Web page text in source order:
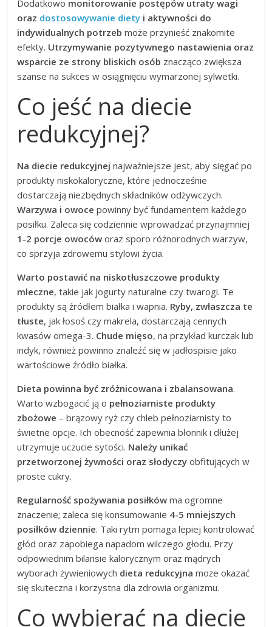
Dodatkowo monitorowanie postępów utraty wagi
oraz dostosowywanie diety i aktywności do
indywidualnych potrzeb może przynieść znakomite
efekty. Utrzymywanie pozytywnego nastawienia oraz
wsparcie ze strony bliskich osób znacząco zwiększa
szanse na sukces w osiągnięciu wymarzonej sylwetki.
Co jeść na diecie
redukcyjnej?
Na diecie redukcyjnej najważniejsze jest, aby sięgać po
produkty niskokaloryczne, które jednocześnie
dostarczają niezbędnych składników odżywczych.
Warzywa i owoce powinny być fundamentem każdego
posiłku. Zaleca się codziennie wprowadzać przynajmniej
1-2 porcje owoców oraz sporo różnorodnych warzyw,
co sprzyja zdrowemu stylowi życia.
Warto postawić na niskotłuszczowe produkty
mleczne, takie jak jogurty naturalne czy twarogi. Te
produkty są źródłem białka i wapnia. Ryby, zwłaszcza te
tłuste, jak łosoś czy makrela, dostarczają cennych
kwasów omega-3. Chude mięso, na przykład kurczak lub
indyk, również powinno znaleźć się w jadłospisie jako
wartościowe źródło białka.
Dieta powinna być zróżnicowana i zbalansowana.
Warto wzbogacić ją o pełnoziarniste produkty
zbożowe – brązowy ryż czy chleb pełnoziarnisty to
świetne opcje. Ich obecność zapewnia błonnik i dłużej
utrzymuje uczucie sytości. Należy unikać
przetworzonej żywności oraz słodyczy obfitujących w
proste cukry.
Regularność spożywania posiłków ma ogromne
znaczenie; zaleca się konsumowanie 4-5 mniejszych
posiłków dziennie. Taki rytm pomaga lepiej kontrolować
głód oraz zapobiega napadom wilczego głodu. Przy
odpowiednim bilansie kalorycznym oraz mądrych
wyborach żywieniowych dieta redukcyjna może okazać
się skuteczna i korzystna dla zdrowia organizmu.
Co wybierać na diecie